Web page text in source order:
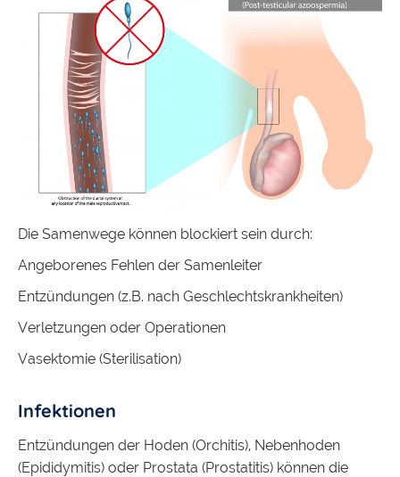
Die Samenwege können blockiert sein durch:
Angeborenes Fehlen der Samenleiter
Entzündungen (z.B. nach Geschlechtskrankheiten)
Verletzungen oder Operationen
Vasektomie (Sterilisation)
Infektionen
Entzündungen der Hoden (Orchitis), Nebenhoden
(Epididymitis) oder Prostata (Prostatitis) können die